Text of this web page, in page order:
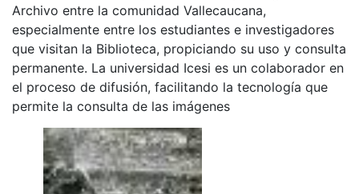
Archivo entre la comunidad Vallecaucana,
especialmente entre los estudiantes e investigadores
que visitan la Biblioteca, propiciando su uso y consulta
permanente. La universidad Icesi es un colaborador en
el proceso de difusión, facilitando la tecnología que
permite la consulta de las imágenes